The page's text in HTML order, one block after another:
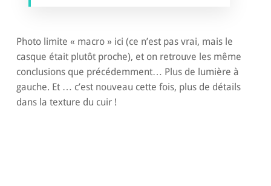
Photo limite « macro » ici (ce n’est pas vrai, mais le
casque était plutôt proche), et on retrouve les même
conclusions que précédemment… Plus de lumière à
gauche. Et … c’est nouveau cette fois, plus de détails
dans la texture du cuir !